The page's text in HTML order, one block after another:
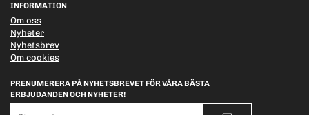
INFORMATION
Om oss
Nyheter
Nyhetsbrev
Om cookies
PRENUMERERA PÅ NYHETSBREVET FÖR VÅRA BÄSTA
ERBJUDANDEN OCH NYHETER!